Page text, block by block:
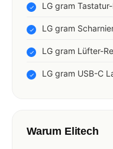
LG gram
LG gram
LG gram Lüfter-
LG gram USB-C
Warum Elitech